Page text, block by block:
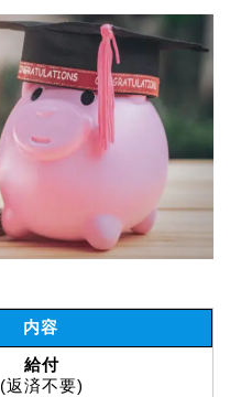
内容
給付
(返済不要)